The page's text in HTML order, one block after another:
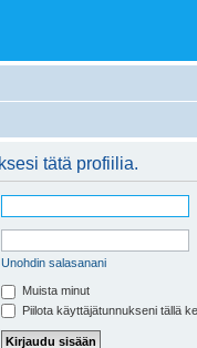
tätä profiilia.
Unohdin salasanani
Muista minut
Piilota käyttäjätunnukseni tällä